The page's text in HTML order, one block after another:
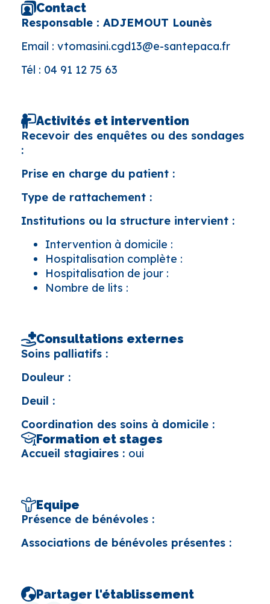
Contact
Responsable : ADJEMOUT Lounès
Email : vtomasini.cgd13@e-santepaca.fr
Tél : 04 91 12 75 63
Activités et intervention
Recevoir des enquêtes ou des sondages
:
Prise en charge du patient :
Type de rattachement :
Institutions ou la structure intervient :
Intervention à domicile :
Hospitalisation complète :
Hospitalisation de jour :
Nombre de lits :
Consultations externes
Soins palliatifs :
Douleur :
Deuil :
Coordination des soins à domicile :
Formation et stages
Accueil stagiaires : oui
Equipe
Présence de bénévoles :
Associations de bénévoles présentes :
Partager l'établissement